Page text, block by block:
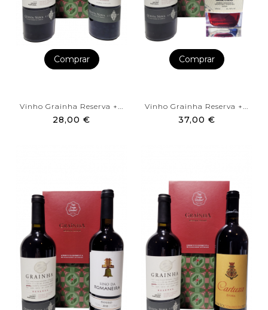
Comprar Comprar
Vinho Grainha Reserva +...
28,00 €
Vinho Grainha Reserva +...
37,00 €